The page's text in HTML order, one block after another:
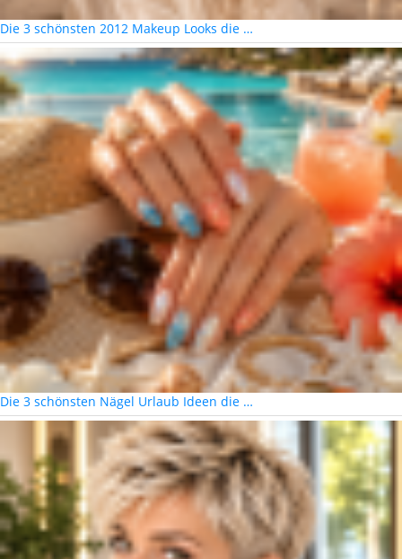
Die 3 schönsten 2012 Makeup Looks die …
Die 3 schönsten Nägel Urlaub Ideen die …